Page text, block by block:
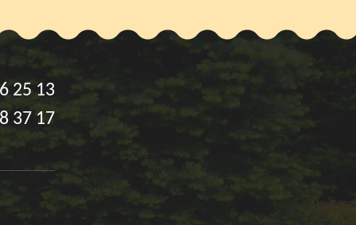
25 13
37 17